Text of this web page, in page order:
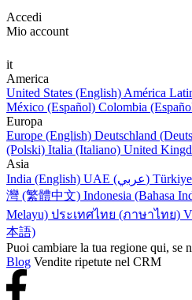
Accedi
Mio account
it
America
United States (English) América
México (Español) Colombia
Europa
Europe (English) Deutschland
(Polski) Italia (Italiano) United
Asia
India (English)
UAE (عربي)
灣 (繁體中文) Indonesia (Bahasa
Melayu) ประเทศไทย (ภาษาไทย)
本語)
Puoi cambiare la tua regione qui, se
Blog Vendite ripetute nel CRM